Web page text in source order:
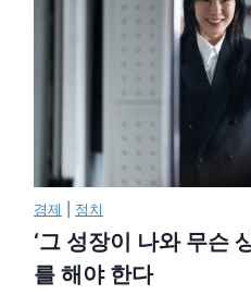
경제 정치
‘그 성장이 나와 무슨
를 해야 한다